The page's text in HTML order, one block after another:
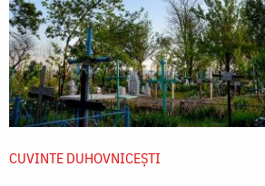
CUVINTE DUHOVNICEȘTI